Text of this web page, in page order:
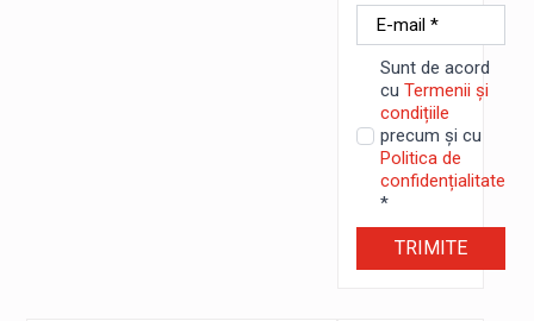
E-
mail
*
Sunt de acord
cu Termenii și
condițiile
precum și cu
Politica de
confidențialitate
*
TRIMITE